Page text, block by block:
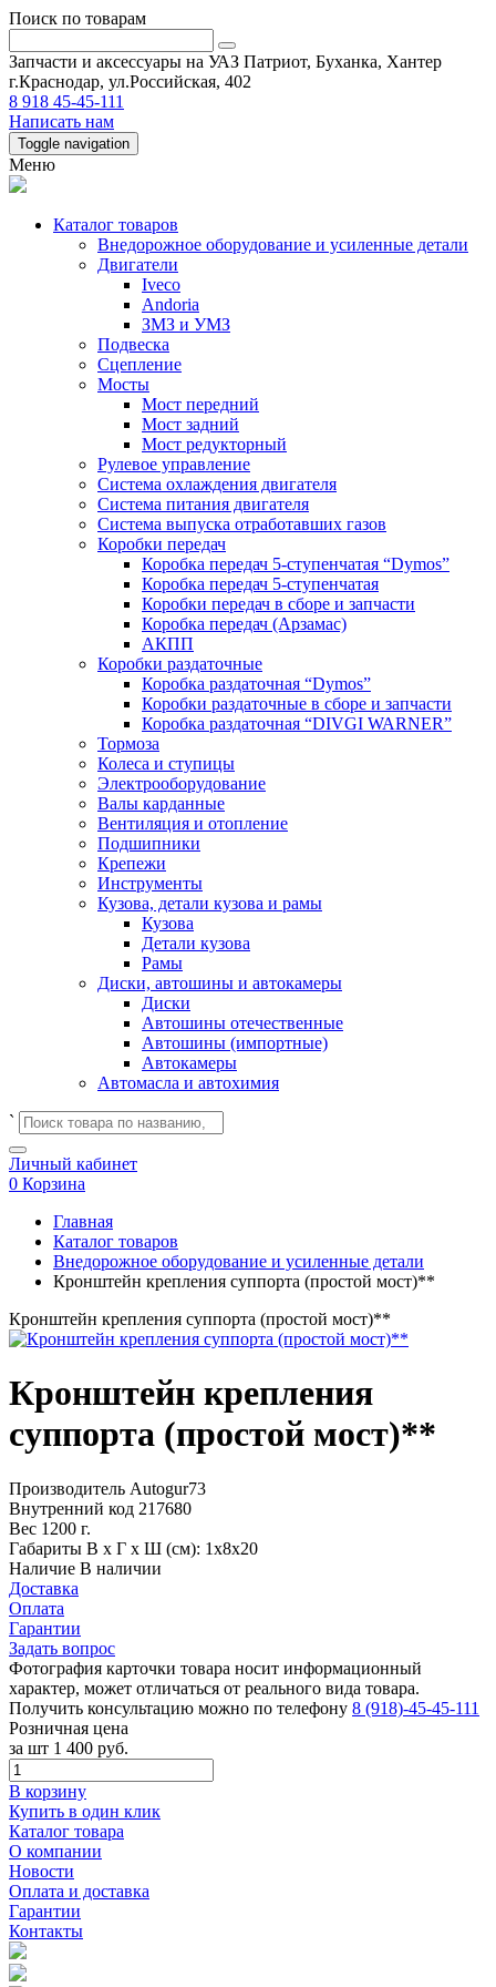
Поиск по товарам
Запчасти и аксессуары на УАЗ Патриот, Буханка, Хантер
г.Краснодар, ул.Российская, 402
8 918 45-45-111
Написать нам
Toggle navigation
Меню
Каталог товаров
Внедорожное оборудование и усиленные детали
Двигатели
Iveco
Andoria
ЗМЗ и УМЗ
Подвеска
Сцепление
Мосты
Мост передний
Мост задний
Мост редукторный
Рулевое управление
Система охлаждения двигателя
Система питания двигателя
Система выпуска отработавших газов
Коробки передач
Коробка передач 5-ступенчатая “Dymos”
Коробка передач 5-ступенчатая
Коробки передач в сборе и запчасти
Коробка передач (Арзамас)
АКПП
Коробки раздаточные
Коробка раздаточная “Dymos”
Коробки раздаточные в сборе и запчасти
Коробка раздаточная “DIVGI WARNER”
Тормоза
Колеса и ступицы
Электрооборудование
Валы карданные
Вентиляция и отопление
Подшипники
Крепежи
Инструменты
Кузова, детали кузова и рамы
Кузова
Детали кузова
Рамы
Диски, автошины и автокамеры
Диски
Автошины отечественные
Автошины (импортные)
Автокамеры
Автомасла и автохимия
`
Личный кабинет
0 Корзина
Главная
Каталог товаров
Внедорожное оборудование и усиленные детали
Кронштейн крепления суппорта (простой мост)**
Кронштейн крепления суппорта (простой мост)**
Кронштейн крепления
суппорта (простой мост)**
Производитель Autogur73
Внутренний код 217680
Вес 1200 г.
Габариты В х Г х Ш (см): 1х8х20
Наличие В наличии
Доставка
Оплата
Гарантии
Задать вопрос
Фотография карточки товара носит информационный
характер, может отличаться от реального вида товара.
Получить консультацию можно по телефону 8 (918)-45-45-111
Розничная цена
за шт 1 400 руб.
В корзину
Купить в один клик
Каталог товара
О компании
Новости
Оплата и доставка
Гарантии
Контакты